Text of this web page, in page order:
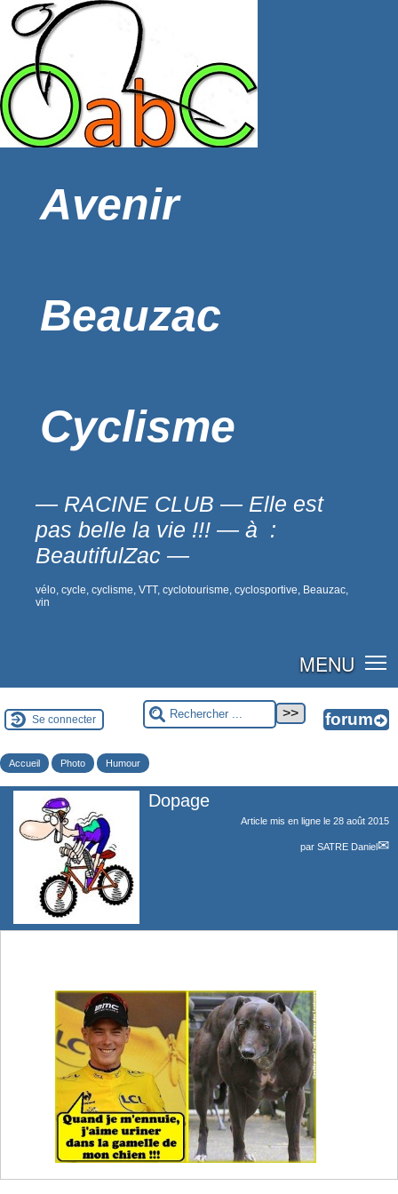
Avenir
Beauzac
Cyclisme
— RACINE CLUB — Elle est
pas belle la vie !!! — à :
BeautifulZac —
vélo, cycle, cyclisme, VTT, cyclotourisme, cyclosportive, Beauzac,
vin
MENU
Se connecter
Accueil Photo Humour
Dopage
Article mis en ligne le 28 août 2015
par SATRE Daniel